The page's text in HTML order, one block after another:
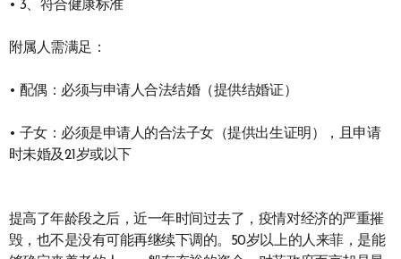
• 3、符合健康标准
附属人需满足：
• 配偶：必须与申请人合法结婚（提供结婚证）
• 子女：必须是申请人的合法子女（提供出生证明），且申请
时未婚及21岁或以下
提高了年龄段之后，近一年时间过去了，疫情对经济的严重摧
毁，也不是没有可能再继续下调的。50岁以上的人来菲，是能